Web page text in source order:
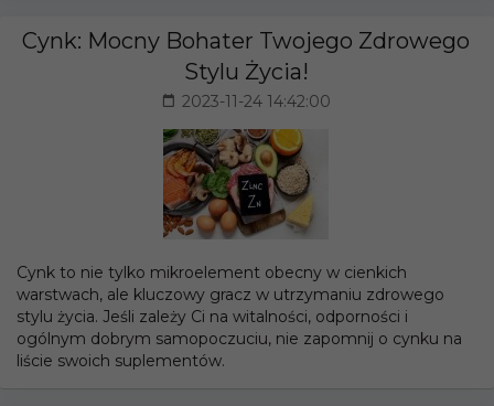
Cynk: Mocny Bohater Twojego Zdrowego
Stylu Życia!
2023-11-24 14:42:00
Cynk to nie tylko mikroelement obecny w cienkich
warstwach, ale kluczowy gracz w utrzymaniu zdrowego
stylu życia. Jeśli zależy Ci na witalności, odporności i
ogólnym dobrym samopoczuciu, nie zapomnij o cynku na
liście swoich suplementów.